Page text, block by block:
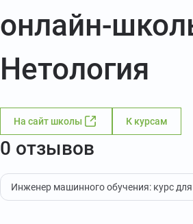
онлайн-
Нетология
На сайт школы К курсам
0 отзывов
Инженер машинного обучения: курс для